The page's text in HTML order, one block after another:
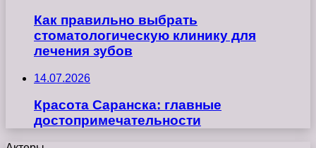
Как правильно выбрать
стоматологическую клинику для
лечения зубов
14.07.2026
Красота Саранска: главные
достопримечательности